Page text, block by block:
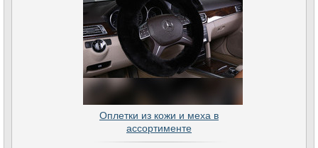
Оплетки из кожи и меха в
ассортименте